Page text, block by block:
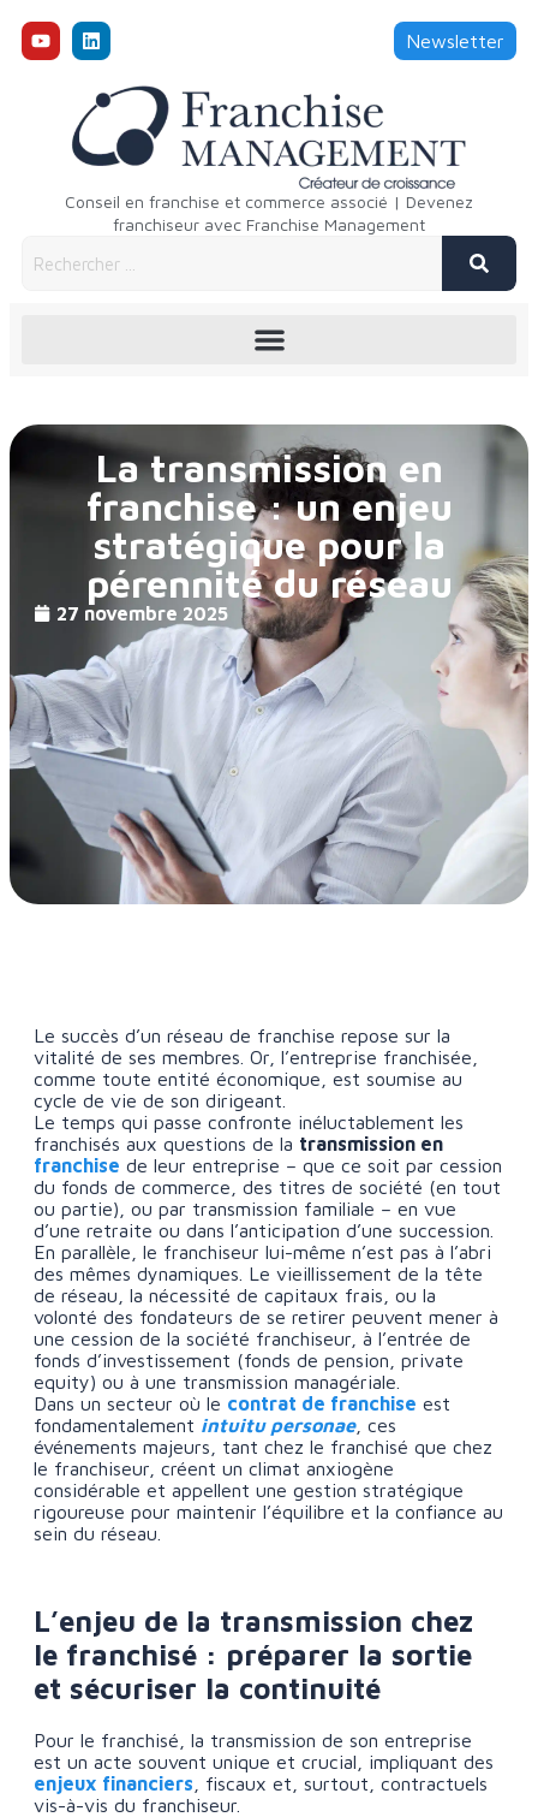
Newsletter
Conseil en franchise et commerce associé | Devenez
franchiseur avec Franchise Management
La transmission en
franchise : un enjeu
stratégique pour la
pérennité du réseau
27 novembre 2025
Le succès d’un réseau de franchise repose sur la
vitalité de ses membres. Or, l’entreprise franchisée,
comme toute entité économique, est soumise au
cycle de vie de son dirigeant.
Le temps qui passe confronte inéluctablement les
franchisés aux questions de la transmission en
franchise de leur entreprise – que ce soit par cession
du fonds de commerce, des titres de société (en tout
ou partie), ou par transmission familiale – en vue
d’une retraite ou dans l’anticipation d’une succession.
En parallèle, le franchiseur lui-même n’est pas à l’abri
des mêmes dynamiques. Le vieillissement de la tête
de réseau, la nécessité de capitaux frais, ou la
volonté des fondateurs de se retirer peuvent mener à
une cession de la société franchiseur, à l’entrée de
fonds d’investissement (fonds de pension, private
equity) ou à une transmission managériale.
Dans un secteur où le contrat de franchise est
fondamentalement intuitu personae, ces
événements majeurs, tant chez le franchisé que chez
le franchiseur, créent un climat anxiogène
considérable et appellent une gestion stratégique
rigoureuse pour maintenir l’équilibre et la confiance au
sein du réseau.
L’enjeu de la transmission chez
le franchisé : préparer la sortie
et sécuriser la continuité
Pour le franchisé, la transmission de son entreprise
est un acte souvent unique et crucial, impliquant des
enjeux financiers , fiscaux et, surtout, contractuels
vis-à-vis du franchiseur.